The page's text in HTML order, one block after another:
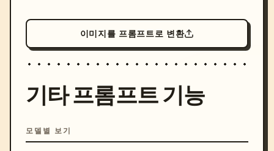
이미지를 프롬프트로 변환
기타 프롬프트 기능
모델별 보기